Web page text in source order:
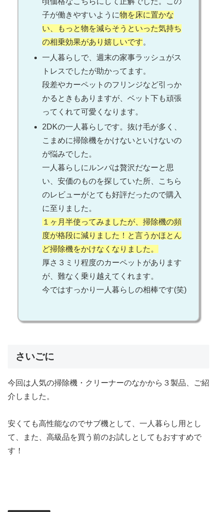
子が働きやすいように物を床に置かな
い、もっと物を減らそうといった気持ち
の相乗効果があり嬉しいです。
一人暮らしで、週末の家事ラッシュがス
トレスでしたが助かってます。
段差やカーペットのフリンジなど引っか
かるときもありますが、ベット下も頑張
ってくれて可愛くなります。
2DKの一人暮らしです。抜け毛が多く、
こまめに掃除機をかけないといけないの
が悩みでした。
一人暮らしにルンバは贅沢だなーと思
い、安価のものを探していた所、こちら
のレビューがとても好評だったので購入
に至りました。
１ヶ月半使ってみましたが、掃除機の頻
度が格段に減りました！と言うかほとん
ど掃除機をかけなくなりました。
厚さ３ミリ程度のカーペットがあります
が、難なく乗り越えてくれます。
今ではすっかり一人暮らしの相棒です(笑)
さいごに
今回は人気の掃除機・クリーナーのなかから３製品、ご紹
介しました。
安くても高性能なのでサブ機として、一人暮らし用とし
て、また、高級品を買う前のお試しとしてもおすすめで
す！